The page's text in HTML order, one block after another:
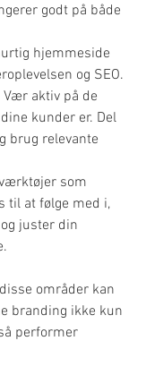
godt på både
hjemmeside
og SEO.
Vær aktiv på de
kunder er. Del
brug relevante
som
til at følge med i,
juster din
områder kan
branding ikke kun
performer